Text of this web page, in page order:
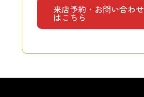
来店予約・お問い合わせ
はこちら